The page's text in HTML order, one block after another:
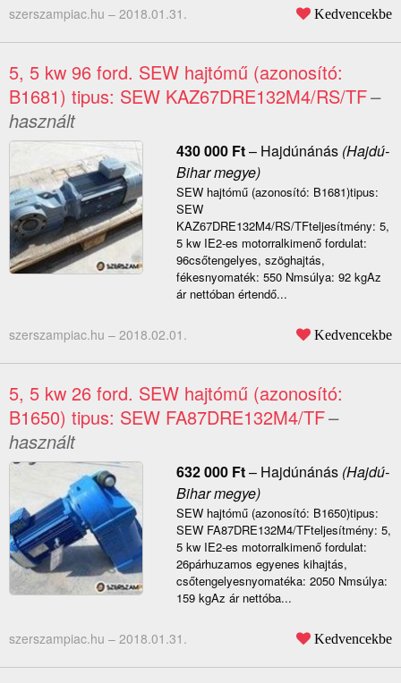
szerszampiac.hu – 2018.01.31. Kedvencekbe
5, 5 kw 96 ford. SEW hajtómű (azonosító:
B1681) tipus: SEW KAZ67DRE132M4/RS/TF–
használt
430 000 Ft– Hajdúnánás(Hajdú-
Bihar megye)
SEW hajtómű (azonosító: B1681)tipus:
SEW
KAZ67DRE132M4/RS/TFteljesítmény: 5,
5 kw IE2-es motorralkimenő fordulat:
96csőtengelyes, szöghajtás,
fékesnyomaték: 550 Nmsúlya: 92 kgAz
ár nettóban értendő...
szerszampiac.hu – 2018.02.01. Kedvencekbe
5, 5 kw 26 ford. SEW hajtómű (azonosító:
B1650) tipus: SEW FA87DRE132M4/TF–
használt
632 000 Ft– Hajdúnánás(Hajdú-
Bihar megye)
SEW hajtómű (azonosító: B1650)tipus:
SEW FA87DRE132M4/TFteljesítmény: 5,
5 kw IE2-es motorralkimenő fordulat:
26párhuzamos egyenes kihajtás,
csőtengelyesnyomatéka: 2050 Nmsúlya:
159 kgAz ár nettóba...
szerszampiac.hu – 2018.01.31. Kedvencekbe